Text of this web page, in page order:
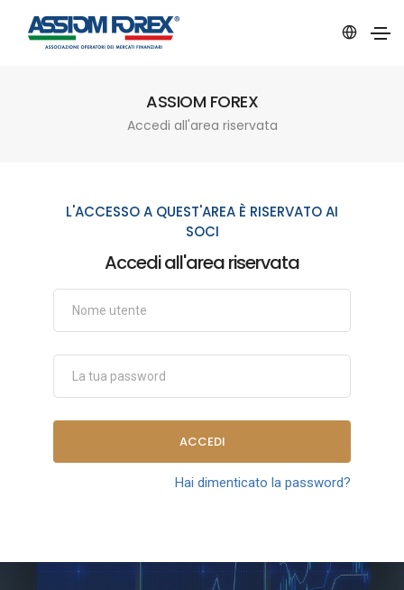
ASSIOM FOREX
Accedi all'area riservata
L'ACCESSO A QUEST'AREA È RISERVATO AI
SOCI
Accedi all'area riservata
ACCEDI
Hai dimenticato la password?